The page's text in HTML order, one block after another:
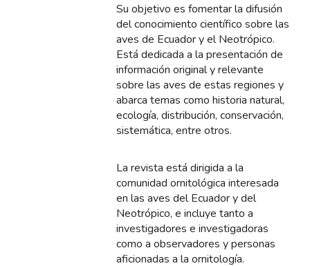
Su objetivo es fomentar la difusión
del conocimiento científico sobre las
aves de Ecuador y el Neotrópico.
Está dedicada a la presentación de
información original y relevante
sobre las aves de estas regiones y
abarca temas como historia natural,
ecología, distribución, conservación,
sistemática, entre otros.
La revista está dirigida a la
comunidad ornitológica interesada
en las aves del Ecuador y del
Neotrópico, e incluye tanto a
investigadores e investigadoras
como a observadores y personas
aficionadas a la ornitología.